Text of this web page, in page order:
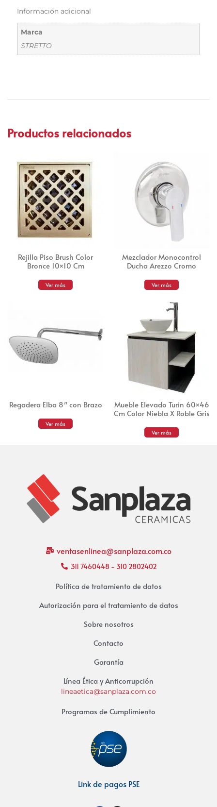
Información adicional
Marca
STRETTO
Productos relacionados
Rejilla Piso Brush Color
Bronce 10×10 Cm
Ver más
Mezclador Monocontrol
Ducha Arezzo Cromo
Ver más
Regadera Elba 8″ con Brazo
Ver más
Mueble Elevado Turin 60×46
Cm Color Niebla X Roble Gris
Ver más
ventasenlinea@sanplaza.com.co
311 7460448 - 310 2802402
Política de tratamiento de datos
Autorización para el tratamiento de datos
Sobre nosotros
Contacto
Garantía
Línea Ética y Anticorrupción
lineaetica@sanplaza.com.co
Programas de Cumplimiento
Link de pagos PSE